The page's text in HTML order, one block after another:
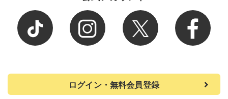
ログイン・無料会員登録